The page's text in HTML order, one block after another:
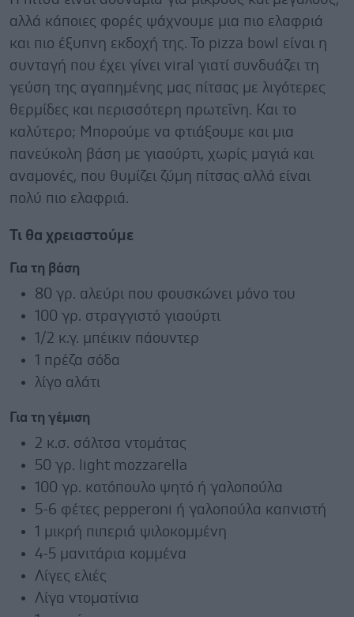
αλλά κάποιες φορές ψάχνουμε μια πιο ελαφριά
και πιο έξυπνη εκδοχή της. Το pizza bowl είναι η
συνταγή που έχει γίνει viral γιατί συνδυάζει τη
γεύση της αγαπημένης μας πίτσας με λιγότερες
θερμίδες και περισσότερη πρωτεΐνη. Και το
καλύτερο; Μπορούμε να φτιάξουμε και μια
πανεύκολη βάση με γιαούρτι, χωρίς μαγιά και
αναμονές, που θυμίζει ζύμη πίτσας αλλά είναι
πολύ πιο ελαφριά.
Τι θα χρειαστούμε
Για τη βάση
80 γρ. αλεύρι που φουσκώνει μόνο του
100 γρ. στραγγιστό γιαούρτι
1/2 κ.γ. μπέικιν πάουντερ
1 πρέζα σόδα
λίγο αλάτι
Για τη γέμιση
2 κ.σ. σάλτσα ντομάτας
50 γρ. light mozzarella
100 γρ. κοτόπουλο ψητό ή γαλοπούλα
5-6 φέτες pepperoni ή γαλοπούλα καπνιστή
1 μικρή πιπεριά ψιλοκομμένη
4-5 μανιτάρια κομμένα
Λίγες ελιές
Λίγα ντοματίνια